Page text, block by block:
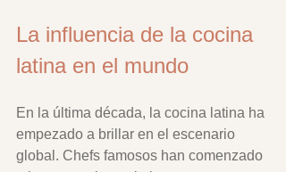
La influencia de la cocina
latina en el mundo
En la última década, la cocina latina ha
empezado a brillar en el escenario
global. Chefs famosos han comenzado